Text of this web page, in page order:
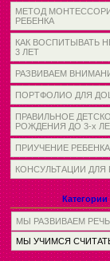
МЕТОД
РЕБЕНКА
КАК ВОСПИТЫВАТЬ
3 ЛЕТ
РАЗВИВАЕМ
ПОРТФОЛИО ДЛЯ
ПРАВИЛЬНОЕ
РОЖДЕНИЯ ДО 3-х
ПРИУЧЕНИЕ
КОНСУЛЬТАЦИИ ДЛЯ
Категории
МЫ РАЗВИВАЕМ РЕЧЬ
МЫ УЧИМСЯ